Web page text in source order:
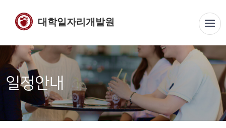
대학일자리개발원
일정안내